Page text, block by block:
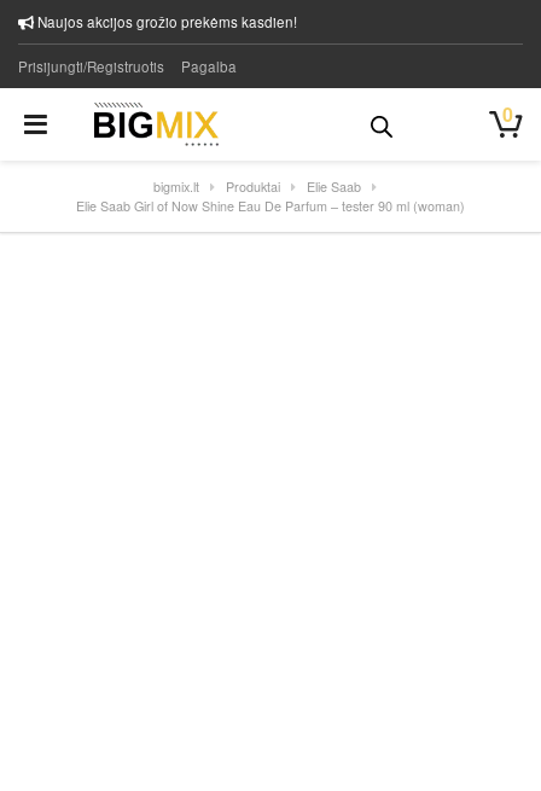
Naujos akcijos grožio prekėms kasdien!
Prisijungti/Registruotis Pagalba
0
bigmix.lt Produktai
Elie Saab
Elie Saab Girl of Now Shine Eau De Parfum – tester 90 ml (woman)